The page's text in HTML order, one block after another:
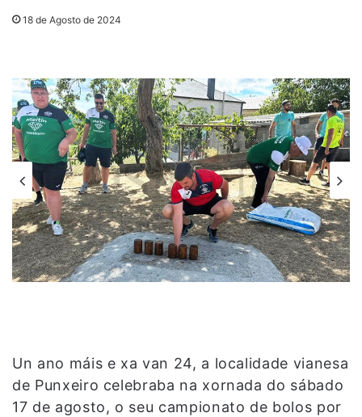
18 de Agosto de 2024
Un ano máis e xa van 24, a localidade vianesa
de Punxeiro celebraba na xornada do sábado
17 de agosto, o seu campionato de bolos por